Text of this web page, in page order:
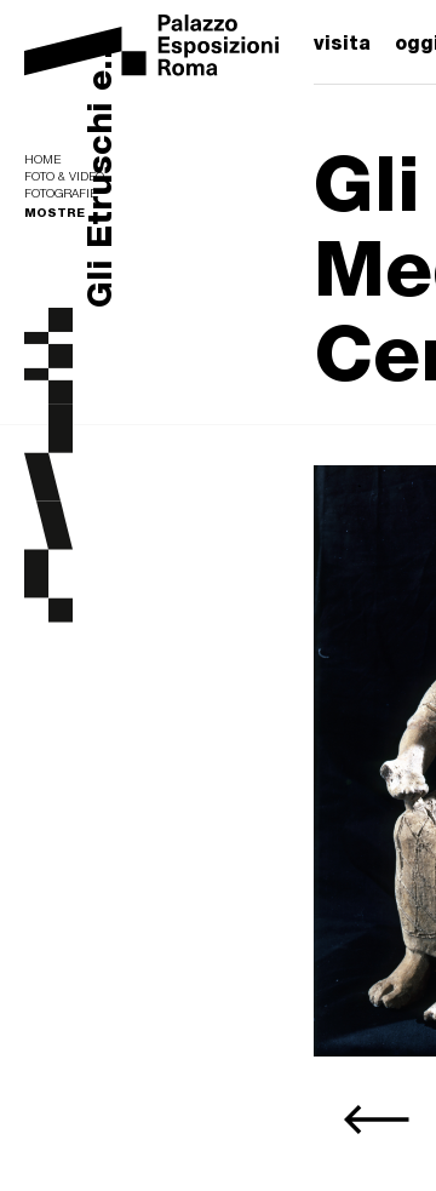
visita
HOME
FOTO & VIDEO
FOTOGRAFIE
MOSTREGli Etruschi e...